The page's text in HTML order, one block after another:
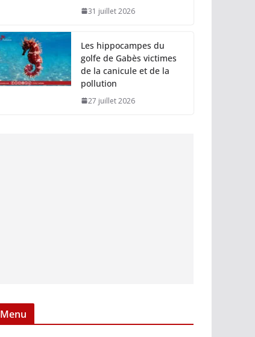
31 juillet 2026
Les hippocampes du
golfe de Gabès victimes
de la canicule et de la
pollution
27 juillet 2026
Menu